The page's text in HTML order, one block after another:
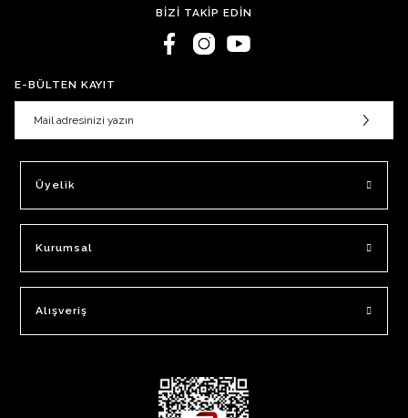
BİZİ TAKİP EDİN
E-BÜLTEN KAYIT
Üyelik
Kurumsal
Alışveriş